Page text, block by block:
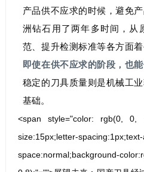
产品供不应求的时候，避免
洲钻石用了两年多时间，从
范、提升检测标准等各方面
即使在供不应求的阶段，也
稳定的刀具质量则是机械工
基础。
<span style="color: rgb(0,
size:15px;letter-
space:normal;background-